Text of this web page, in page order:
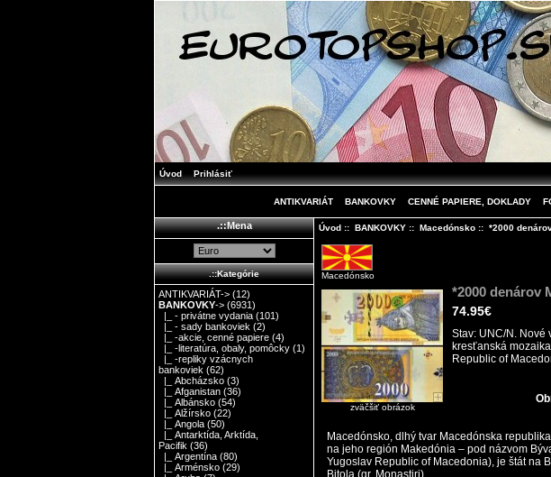
Úvod Prihlásiť
ANTIKVARIÁT BANKOVKY CENNÉ PAPIERE, DOKLADY
.::Mena
.::Kategórie
ANTIKVARIÁT-> (12)
BANKOVKY-> (6931)
|_ - privátne vydania (101)
|_ - sady bankoviek (2)
|_ -akcie, cenné papiere (4)
|_ -literatúra, obaly, pomôcky (1)
|_ -repliky vzácnych
bankoviek (62)
|_ Abcházsko (3)
|_ Afganistan (36)
|_ Albánsko (54)
|_ Alžírsko (22)
|_ Angola (50)
|_ Antarktída, Arktída,
Pacifik (36)
|_ Argentína (80)
|_ Arménsko (29)
Úvod:: BANKOVKY:: Macedónsko:: *2000 denárov
Macedónsko
zväčšiť obrázok
*2000 denárov
74.95€
Stav: UNC/N. Nové
kresťanská
Republic of
Macedónsko, dlhý tvar Macedónska
na jeho región Makedónia – pod názvom
Yugoslav Republic of Macedonia), je štát na
Bitola (gr. Monastiri).